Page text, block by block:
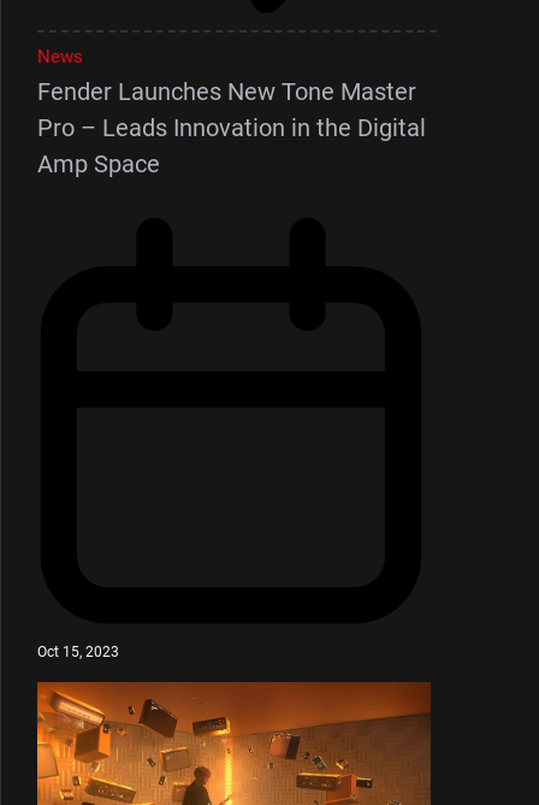
News
Fender Launches New Tone Master
Pro – Leads Innovation in the Digital
Amp Space
Oct 15, 2023